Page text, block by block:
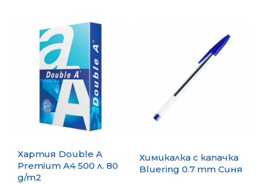
Хартия Double A
Premium A4 500 л. 80
g/m2
Химикалка с капачка
Bluering 0.7 mm Синя